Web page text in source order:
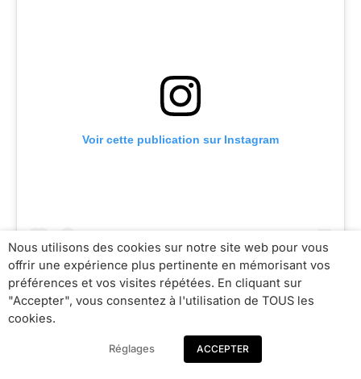
Voir cette publication sur Instagram
Nous utilisons des cookies sur notre site web pour vous
offrir une expérience plus pertinente en mémorisant vos
préférences et vos visites répétées. En cliquant sur
"Accepter", vous consentez à l'utilisation de TOUS les
cookies.
Réglages ACCEPTER